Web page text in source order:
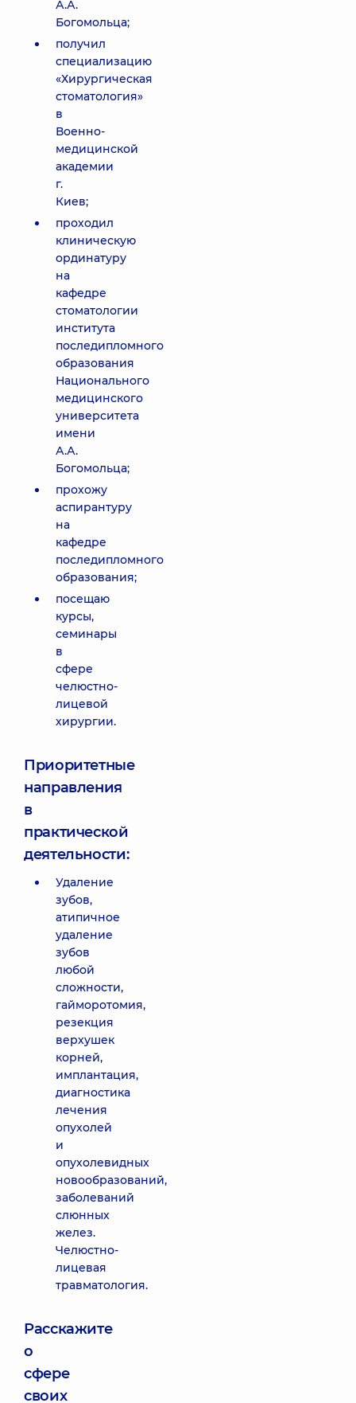
А.А.
Богомольца;
получил
специализацию
«Хирургическая
стоматология»
в
Военно-
медицинской
академии
г.
Киев;
проходил
клиническую
ординатуру
на
кафедре
стоматологии
института
последипломного
образования
Национального
медицинского
университета
имени
А.А.
Богомольца;
прохожу
аспирантуру
на
кафедре
последипломного
образования;
посещаю
курсы,
семинары
в
сфере
челюстно-
лицевой
хирургии.
Приоритетные
направления
в
практической
деятельности:
Удаление
зубов,
атипичное
удаление
зубов
любой
сложности,
гайморотомия,
резекция
верхушек
корней,
имплантация,
диагностика
лечения
опухолей
и
опухолевидных
новообразований,
заболеваний
слюнных
желез.
Челюстно-
лицевая
травматология.
Расскажите
о
сфере
своих